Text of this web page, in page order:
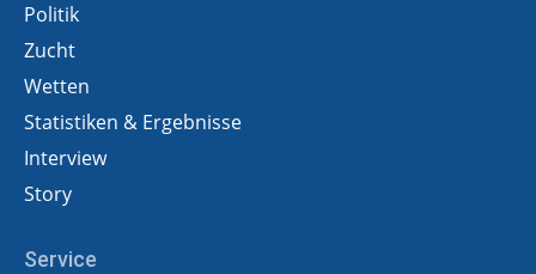
Politik
Zucht
Wetten
Statistiken & Ergebnisse
Interview
Story
Service